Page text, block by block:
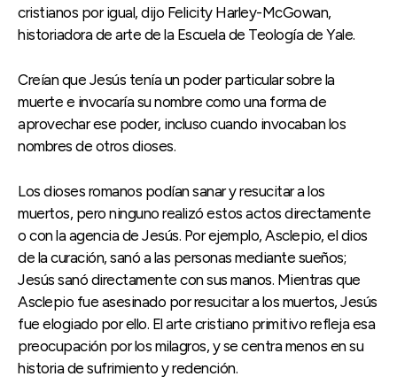
cristianos por igual, dijo Felicity Harley-McGowan,
historiadora de arte de la Escuela de Teología de Yale.
Creían que Jesús tenía un poder particular sobre la
muerte e invocaría su nombre como una forma de
aprovechar ese poder, incluso cuando invocaban los
nombres de otros dioses.
Los dioses romanos podían sanar y resucitar a los
muertos, pero ninguno realizó estos actos directamente
o con la agencia de Jesús. Por ejemplo, Asclepio, el dios
de la curación, sanó a las personas mediante sueños;
Jesús sanó directamente con sus manos. Mientras que
Asclepio fue asesinado por resucitar a los muertos, Jesús
fue elogiado por ello. El arte cristiano primitivo refleja esa
preocupación por los milagros, y se centra menos en su
historia de sufrimiento y redención.